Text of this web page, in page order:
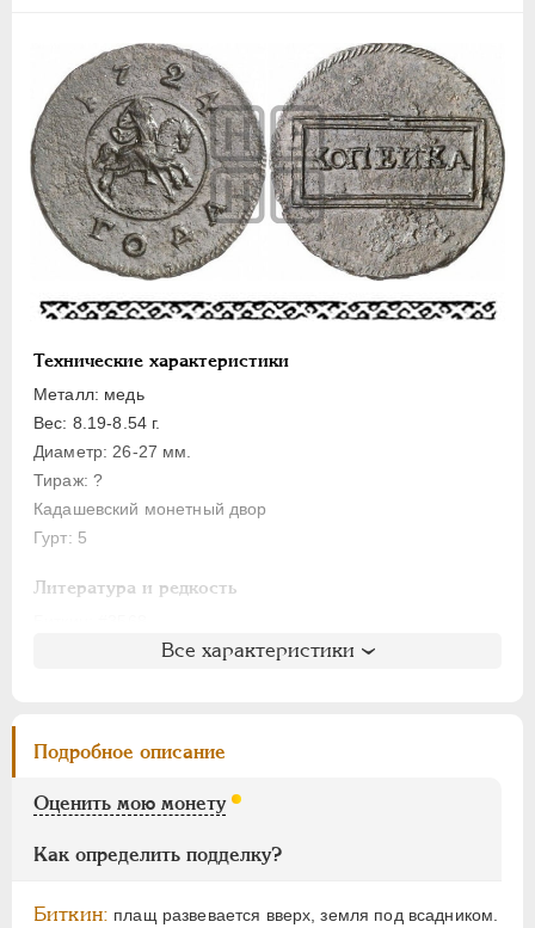
Технические характеристики
Металл: медь
Вес: 8.19-8.54 г.
Диаметр: 26-27 мм.
Тираж: ?
Кадашевский монетный двор
Гурт: 5
Литература и редкость
: 30 рублей
Семёнов: 204-300 (R4!!)
ГМ
: не вошла в описание
Брекке: 279 (черта, 450$)
Все характеристики
Подробное описание
Оценить мою монету
Как определить подделку?
Биткин: плащ развевается вверх, земля под всадником.
1 копейка
Денга
Полушка
Полполушки
Пробные
Для Речи Посполитой
Монетовидные жетоны
ЕКАТЕРИНА I 1725-1727
ПЕТР II
АННА ИОАННОВНА
ИОАНН АНТОНОВИЧ
ЕЛИЗАВЕТА 1741-1762
ПЕТР III
ЕКАТЕРИНА II 1762-1796
ПАВЕЛ I
АЛЕКСАНДР I 1801-1825
1855-1881
ВРЕМЕННОЕ ПРАВ. 1917-1918